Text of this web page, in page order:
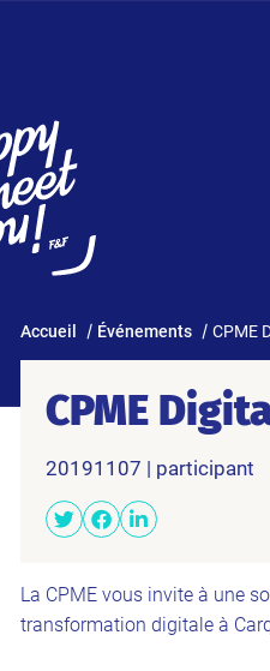
Accueil Événements CPME
CPME
20191107 | participant
La CPME vous invite à une
transformation digitale à